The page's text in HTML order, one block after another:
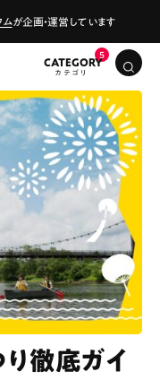
ムが企画・運営しています
CATEGORY
り徹底ガイ